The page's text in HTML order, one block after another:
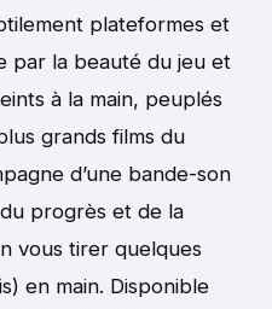
plateformes et
par la beauté du jeu et
à la main, peuplés
grands films du
d’une bande-son
progrès et de la
vous tirer quelques
en main. Disponible